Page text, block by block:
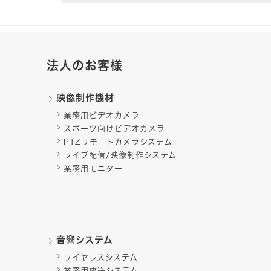
法人のお客様
映像制作機材
業務用ビデオカメラ
スポーツ向けビデオカメラ
PTZリモートカメラシステム
ライブ配信/映像制作システム
業務用モニター
音響システム
ワイヤレスシステム